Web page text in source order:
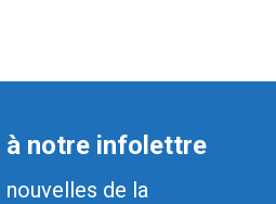
du Séminaire à Sainte-
au profit de la
à notre infolettre
de la